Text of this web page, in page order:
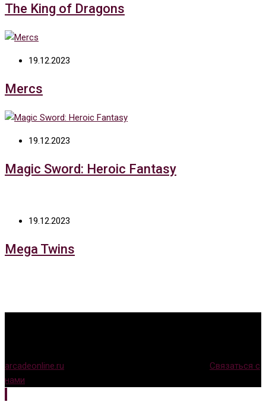
The King of Dragons
19.12.2023
Mercs
19.12.2023
Magic Sword: Heroic Fantasy
19.12.2023
Mega Twins
arcadeonline.ru
Связаться с
нами